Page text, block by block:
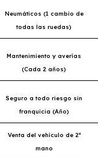
Neumáticos (1 cambio de
todas las ruedas)
Mantenimiento y averías
(Cada 2 años)
Seguro a todo riesgo sin
franquicia (Año)
Venta del vehículo de 2ª
mano